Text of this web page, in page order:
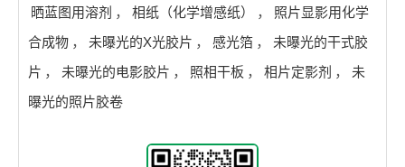
晒蓝图用溶剂 ， 相纸（化学增感纸） ，
照片显影用化学
合成物 ， 未曝光的X光胶片 ， 感光箔 ，
未曝光的干式胶
片 ， 未曝光的电影胶片 ， 照相干板 ， 相片定影剂 ，
未
曝光的照片胶卷